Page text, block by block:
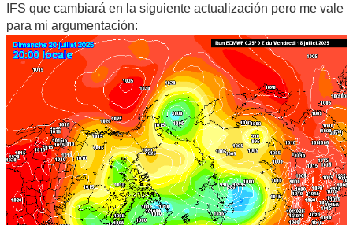
IFS que cambiará en la siguiente actualización pero me vale
para mi argumentación: